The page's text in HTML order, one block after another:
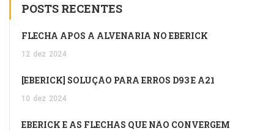
POSTS RECENTES
FLECHA APÓS A ALVENARIA NO EBERICK
12 dez 2024
[EBERICK] SOLUÇÃO PARA ERROS D93 E A21
10 dez 2024
EBERICK E AS FLECHAS QUE NÃO CONVERGEM